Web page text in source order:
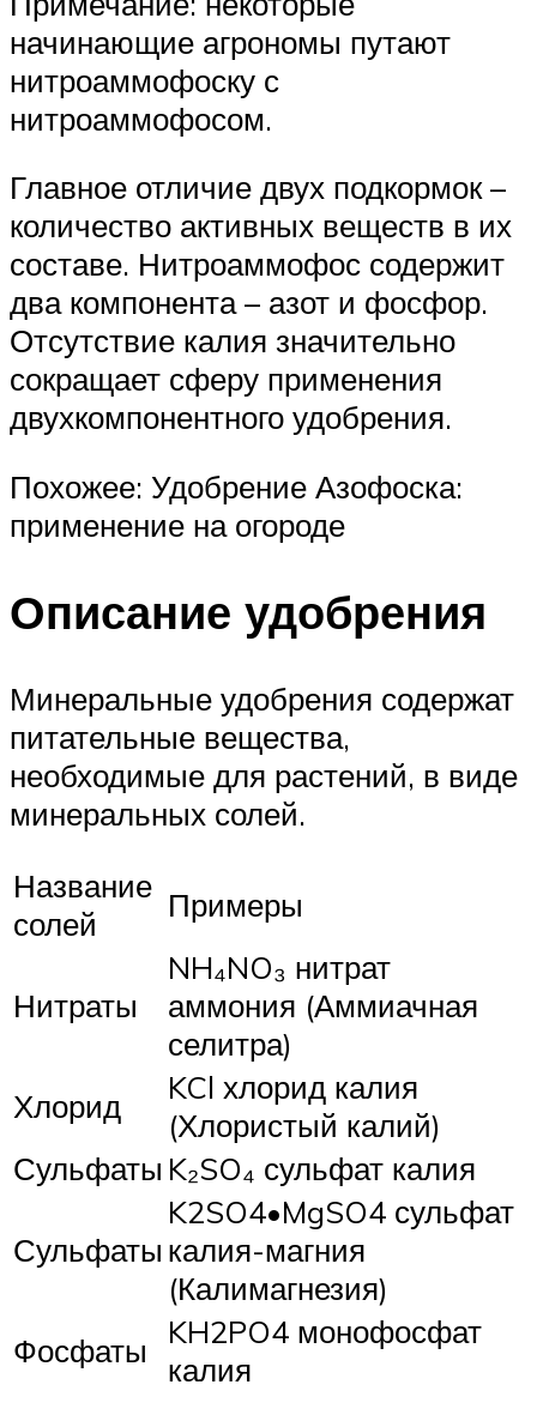
начинающие агрономы путают
нитроаммофоску с
нитроаммофосом.
Главное отличие двух подкормок –
количество активных веществ в их
составе. Нитроаммофос содержит
два компонента – азот и фосфор.
Отсутствие калия значительно
сокращает сферу применения
двухкомпонентного удобрения.
Похожее: Удобрение Азофоска:
применение на огороде
Описание удобрения
Минеральные удобрения содержат
питательные вещества,
необходимые для растений, в виде
минеральных солей.
Название
солей
Примеры
Нитраты
NH₄NO₃ нитрат
аммония (Аммиачная
селитра)
Хлорид
KCl хлорид калия
(Хлористый калий)
Сульфаты K₂SO₄ сульфат калия
Сульфаты
K2SO4•MgSO4 сульфат
калия-магния
(Калимагнезия)
Фосфаты
KH2PO4 монофосфат
калия